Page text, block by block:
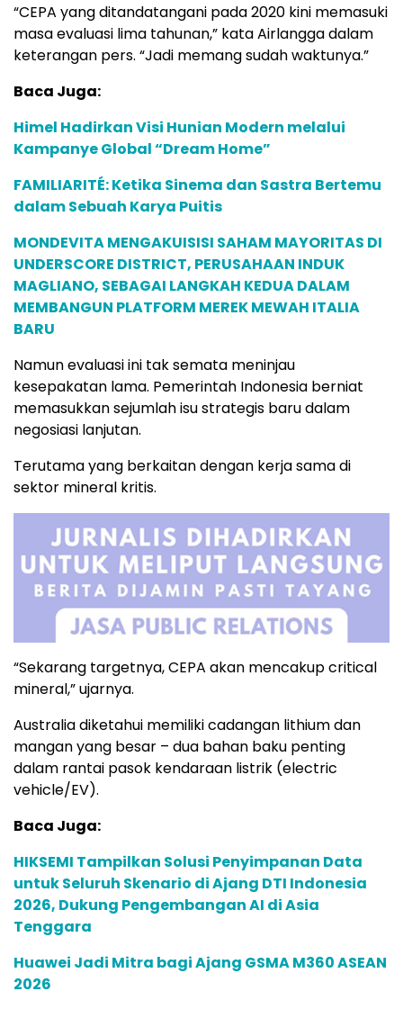
“CEPA yang ditandatangani pada 2020 kini memasuki
masa evaluasi lima tahunan,” kata Airlangga dalam
keterangan pers. “Jadi memang sudah waktunya.”
Baca Juga:
Himel Hadirkan Visi Hunian Modern melalui
Kampanye Global “Dream Home”
FAMILIARITÉ: Ketika Sinema dan Sastra Bertemu
dalam Sebuah Karya Puitis
MONDEVITA MENGAKUISISI SAHAM MAYORITAS DI
UNDERSCORE DISTRICT, PERUSAHAAN INDUK
MAGLIANO, SEBAGAI LANGKAH KEDUA DALAM
MEMBANGUN PLATFORM MEREK MEWAH ITALIA
BARU
Namun evaluasi ini tak semata meninjau
kesepakatan lama. Pemerintah Indonesia berniat
memasukkan sejumlah isu strategis baru dalam
negosiasi lanjutan.
Terutama yang berkaitan dengan kerja sama di
sektor mineral kritis.
“Sekarang targetnya, CEPA akan mencakup critical
mineral,” ujarnya.
Australia diketahui memiliki cadangan lithium dan
mangan yang besar – dua bahan baku penting
dalam rantai pasok kendaraan listrik (electric
vehicle/EV).
Baca Juga:
HIKSEMI Tampilkan Solusi Penyimpanan Data
untuk Seluruh Skenario di Ajang DTI Indonesia
2026, Dukung Pengembangan AI di Asia
Tenggara
Huawei Jadi Mitra bagi Ajang GSMA M360 ASEAN
2026